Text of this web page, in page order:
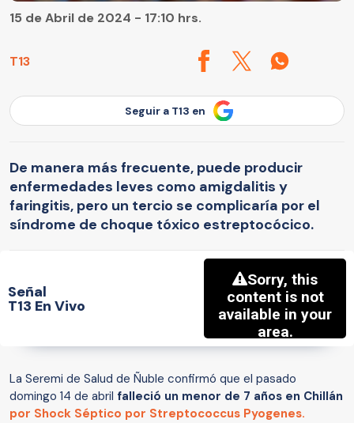
T13
15 de Abril de 2024 - 17:10 hrs.
Seguir a T13 en
De manera más frecuente, puede producir
enfermedades leves como amigdalitis y
faringitis, pero un tercio se complicaría por el
síndrome de choque tóxico estreptocócico.
Señal
T13 En Vivo
La Seremi de Salud de Ñuble confirmó que el pasado
domingo 14 de abril falleció un menor de 7 años en Chillán
por Shock Séptico por Streptococcus Pyogenes.